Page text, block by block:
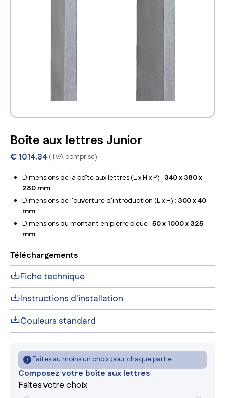
Boîte aux lettres Junior
€ 1014.34 (TVA comprise)
Dimensions de la boîte aux lettres (L x H x P) : 340 x 380 x
280 mm
Dimensions de l'ouverture d'introduction (L x H) : 300 x 40
mm
Dimensions du montant en pierre bleue : 50 x 1000 x 325
mm
Téléchargements
Fiche technique
Instructions d'installation
Couleurs standard
Faites au moins un choix pour chaque partie.
Composez votre boîte aux lettres
Faites votre choix